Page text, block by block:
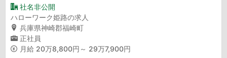
社名非公開
ハローワーク姫路の求人
兵庫県神崎郡福崎町
正社員
月給 20万8,800円～ 29万7,900円